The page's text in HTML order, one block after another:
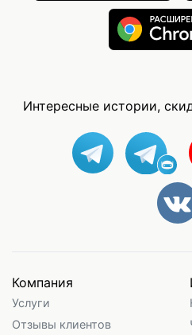
Интересные истории,
Компания
Услуги
Отзывы клиентов